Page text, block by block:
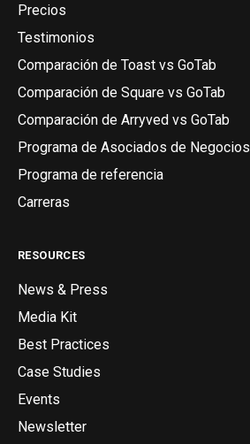
Precios
Testimonios
Comparación de Toast vs GoTab
Comparación de Square vs GoTab
Comparación de Arryved vs GoTab
Programa de Asociados de Negocios
Programa de referencia
Carreras
RESOURCES
News & Press
Media Kit
Best Practices
Case Studies
Events
Newsletter